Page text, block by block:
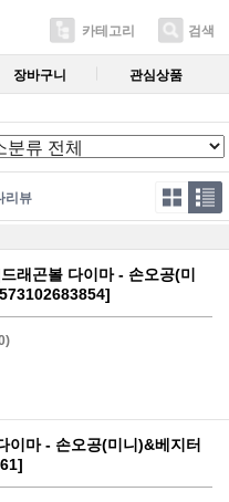
카테고리 검색
장바구니 관심상품
리뷰
래곤볼 다이마 - 손오공(미
이마 - 손오공(미니)&베지터